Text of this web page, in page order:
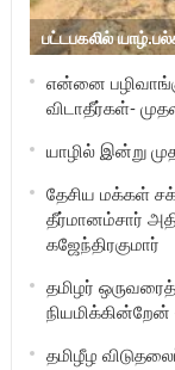
பட்டபகலில்
என்னை
விடாதீர்கள்-
யாழில் இன்று
தேசிய மக்கள்
தீர்மானம்சார்
கஜேந்திரகுமார்
தமிழர்
நியமிக்கின்றேன்
தமிழீழ